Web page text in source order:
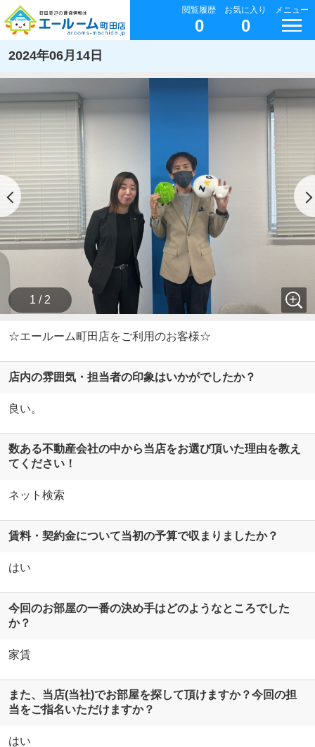
閲覧履歴
0
お気に入り
0
メニュー
2024年06月14日
1 / 2
☆エールーム町田店をご利用のお客様☆
店内の雰囲気・担当者の印象はいかがでしたか？
良い。
数ある不動産会社の中から当店をお選び頂いた理由を教え
てください！
ネット検索
賃料・契約金について当初の予算で収まりましたか？
はい
今回のお部屋の一番の決め手はどのようなところでした
か？
家賃
また、当店(当社)でお部屋を探して頂けますか？今回の担
当をご指名いただけますか？
はい